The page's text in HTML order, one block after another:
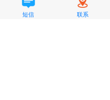
短信 联系